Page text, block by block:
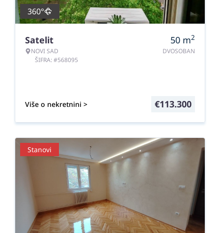
360°
Satelit
NOVI SAD
ŠIFRA: #568095
50 m2
DVOSOBAN
Više o nekretnini > €113.300
Stanovi